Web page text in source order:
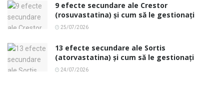
9 efecte secundare ale Crestor
(rosuvastatina) și cum să le gestionați
25/07/2026
13 efecte secundare ale Sortis
(atorvastatina) și cum să le gestionați
24/07/2026